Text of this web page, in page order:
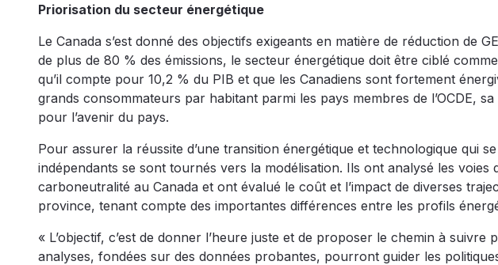
Priorisation du secteur énergétique
Le Canada s’est donné des objectifs exigeants en matière de réduction de
de plus de 80 % des émissions, le secteur énergétique doit être ciblé
qu’il compte pour 10,2 % du PIB et que les Canadiens sont fortement
grands consommateurs par habitant parmi les pays membres de l’OCDE,
pour l’avenir du pays.
Pour assurer la réussite d’une transition énergétique et technologique qui
indépendants se sont tournés vers la modélisation. Ils ont analysé les voies
carboneutralité au Canada et ont évalué le coût et l’impact de diverses
province, tenant compte des importantes différences entre les profils
« L’objectif, c’est de donner l’heure juste et de proposer le chemin à
analyses, fondées sur des données probantes, pourront guider les